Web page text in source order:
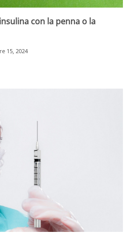
con la penna o la
15, 2024